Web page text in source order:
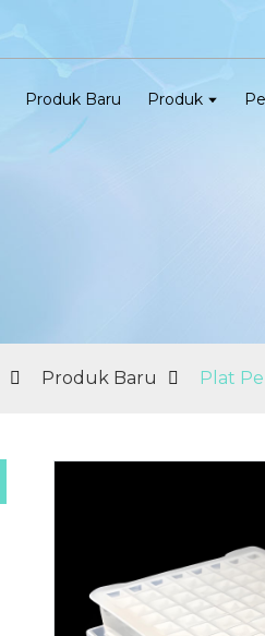
Produk Baru Produk
Produk Baru Plat